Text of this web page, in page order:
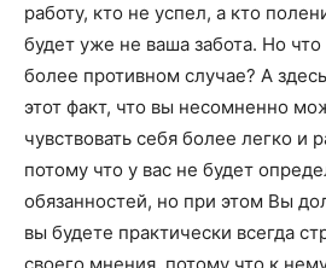
работу, кто не успел, а кто
будет уже не ваша забота. Но
более противном случае? А
этот факт, что вы несомненно
чувствовать себя более легко и
потому что у вас не будет
обязанностей, но при этом Вы
вы будете практически всегда